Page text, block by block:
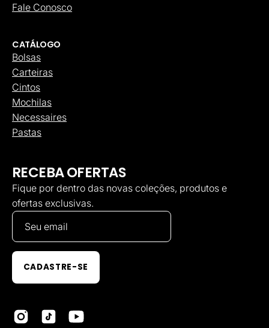
Fale Conosco
CATÁLOGO
Bolsas
Carteiras
Cintos
Mochilas
Necessaires
Pastas
RECEBA OFERTAS
Fique por dentro das novas coleções, produtos e
ofertas exclusivas.
CADASTRE-SE